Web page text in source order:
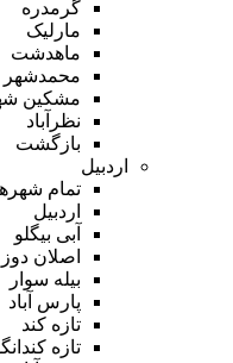
گرمدره
مارلیک
ماهدشت
محمدشهر
مشکین
نظرآباد
بازگشت
اردبیل
تمام
اردبیل
آبی بیگلو
اصلان دوز
بیله سوار
پارس آباد
تازه کند
تازه